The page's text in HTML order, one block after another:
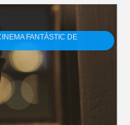
FANTÀSTIC DE